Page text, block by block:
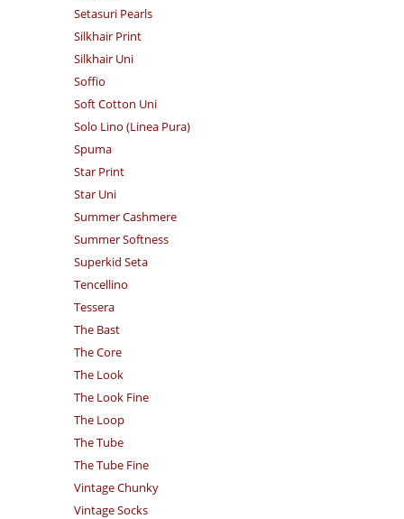
Setasuri Pearls
Silkhair Print
Silkhair Uni
Soffio
Soft Cotton Uni
Solo Lino (Linea Pura)
Spuma
Star Print
Star Uni
Summer Cashmere
Summer Softness
Superkid Seta
Tencellino
Tessera
The Bast
The Core
The Look
The Look Fine
The Loop
The Tube
The Tube Fine
Vintage Chunky
Vintage Socks